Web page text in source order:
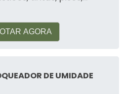
AGORA
DE UMIDADE